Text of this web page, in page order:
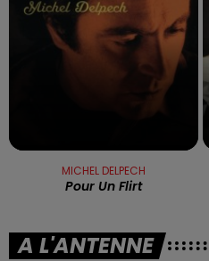
MICHEL DELPECH
Pour Un Flirt
A L'ANTENNE